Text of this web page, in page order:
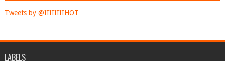
Tweets by @IIIIIIIIHOT
LABELS